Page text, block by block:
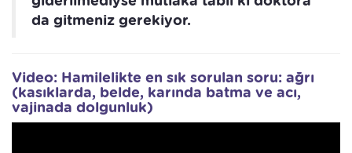
da gitmeniz gerekiyor.
Video: Hamilelikte en sık sorulan soru: ağrı
(kasıklarda, belde, karında batma ve acı,
vajinada dolgunluk)